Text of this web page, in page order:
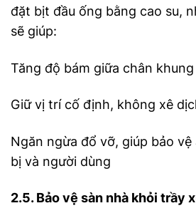
đặt bịt đầu ống bằng cao su,
sẽ giúp:
Tăng độ bám giữa chân
Giữ vị trí cố định, không xê
Ngăn ngừa đổ vỡ, giúp bảo
bị và người dùng
2.5. Bảo vệ sàn nhà khỏi trầy